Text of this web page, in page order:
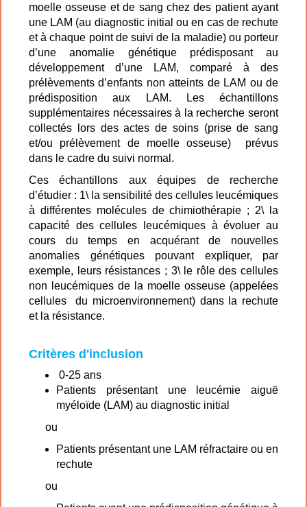
Poitiers - CHU
Reims - Hôpital d'Enfants
Rennes - Hôpital Sud
Rouen - Hôpital Charles Nicolle
Saint-Etienne - Hôpital Nord
Toulouse - Hôpital des enfants
Tours - Hôpital Clocheville
Lille - CHRU
moelle osseuse et de sang chez des patient ayant
une LAM (au diagnostic initial ou en cas de rechute
et à chaque point de suivi de la maladie) ou porteur
d’une anomalie génétique prédisposant au
développement d’une LAM, comparé à des
prélèvements d’enfants non atteints de LAM ou de
prédisposition aux LAM. Les échantillons
supplémentaires nécessaires à la recherche seront
collectés lors des actes de soins (prise de sang
et/ou prélèvement de moelle osseuse) prévus
dans le cadre du suivi normal.
Ces échantillons aux équipes de recherche
d’étudier : 1\ la sensibilité des cellules leucémiques
à différentes molécules de chimiothérapie ; 2\ la
capacité des cellules leucémiques à évoluer au
cours du temps en acquérant de nouvelles
anomalies génétiques pouvant expliquer, par
exemple, leurs résistances ; 3\ le rôle des cellules
non leucémiques de la moelle osseuse (appelées
cellules du microenvironnement) dans la rechute
et la résistance.
Critères d'inclusion
0-25 ans
Patients présentant une leucémie aiguë
myéloïde (LAM) au diagnostic initial
ou
Patients présentant une LAM réfractaire ou en
rechute
ou